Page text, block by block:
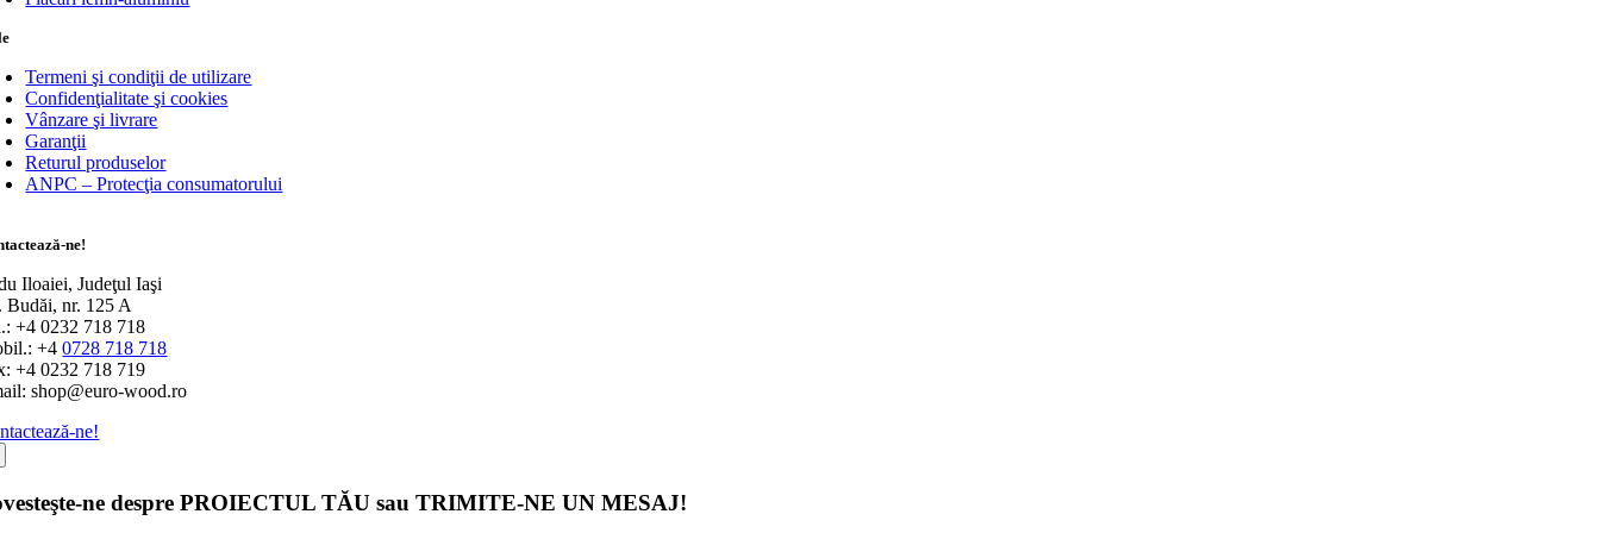
Termeni şi condiţii de utilizare
Confidenţialitate şi cookies
Vânzare şi livrare
Garanţii
Returul produselor
ANPC – Protecţia consumatorului
ne!
Iloaiei, Judeţul Iaşi
Budăi, nr. 125 A
+4 0232 718 718
+40728 718 718
+4 0232 718 719
shop@euro-wood.ro
ne!
ne despre PROIECTUL TĂU sau TRIMITE-NE UN MESAJ!